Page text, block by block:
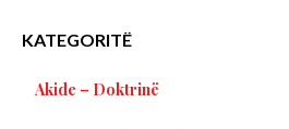
KATEGORITË
Akide – Doktrinë